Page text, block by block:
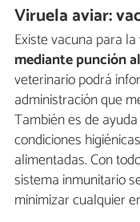
Viruela aviar:
Existe vacuna para
mediante punción
veterinario podrá
administración que
También es de
condiciones
alimentadas. Con
sistema inmunitario
minimizar cualquier